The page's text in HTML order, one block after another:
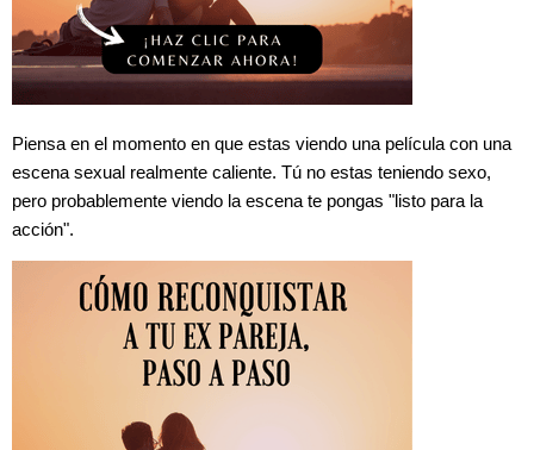
Piensa en el momento en que estas viendo una película con una
escena sexual realmente caliente. Tú no estas teniendo sexo,
pero probablemente viendo la escena te pongas "listo para la
acción".